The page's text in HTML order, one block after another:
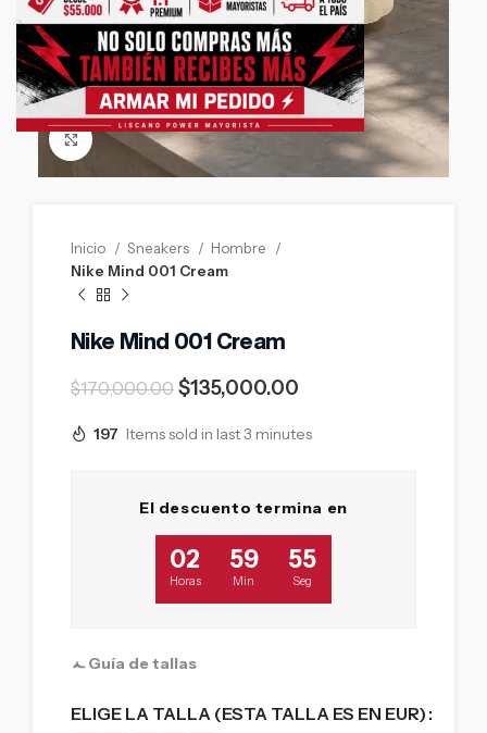
Click to enlarge
Inicio Sneakers
Hombre
Nike Mind 001 Cream
Nike Mind 001 Cream
$170,000.00 $135,000.00
197 Items sold in last 3 minutes
El descuento termina en
02
Horas
59
Min
54
Seg
Guía de tallas
ELIGE LA TALLA (ESTA TALLA ES EN EUR)